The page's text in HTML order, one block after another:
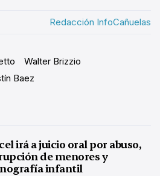
Redacción InfoCañuelas
Walter Brizzio
Baez
irá a juicio oral por abuso,
de menores y
infantil